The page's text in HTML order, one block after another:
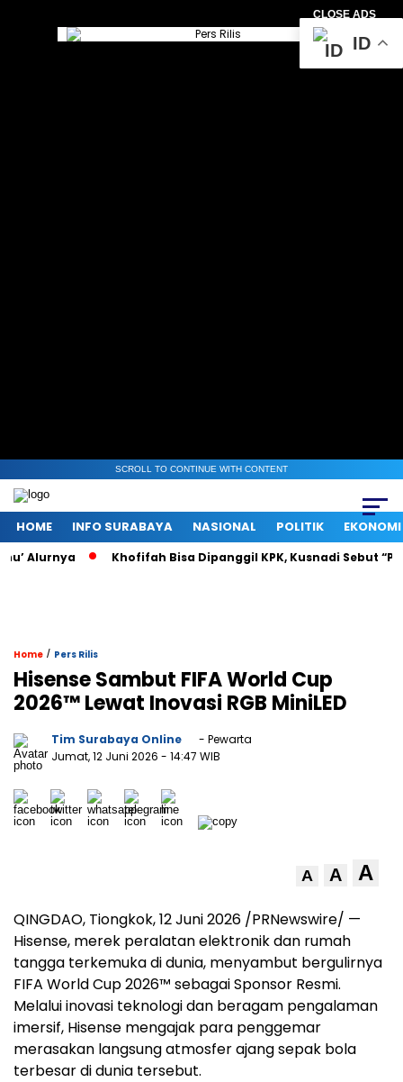
CLOSE ADS
SCROLL TO CONTINUE WITH CONTENT
HOME INFO SURABAYA NASIONAL POLITIK EKONOMI
Alurnya Khofifah Bisa Dipanggil KPK, Kusnadi Sebut “Pasti
Home / Pers Rilis
Hisense Sambut FIFA World Cup
2026™ Lewat Inovasi RGB MiniLED
Tim Surabaya Online
- Pewarta
Jumat, 12 Juni 2026 - 14:47 WIB
A A A
QINGDAO, Tiongkok, 12 Juni 2026 /PRNewswire/ —
Hisense, merek peralatan elektronik dan rumah
tangga terkemuka di dunia, menyambut bergulirnya
FIFA World Cup 2026™ sebagai Sponsor Resmi.
Melalui inovasi teknologi dan beragam pengalaman
imersif, Hisense mengajak para penggemar
merasakan langsung atmosfer ajang sepak bola
terbesar di dunia tersebut.
ID